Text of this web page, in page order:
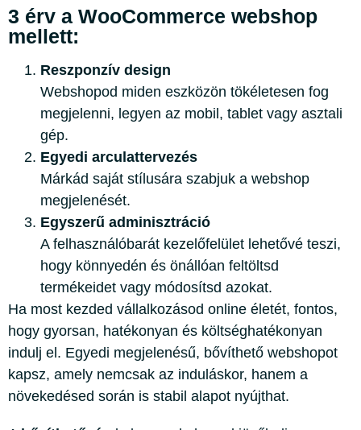
3 érv a WooCommerce webshop
mellett:
Reszponzív design
Webshopod miden eszközön tökéletesen fog
megjelenni, legyen az mobil, tablet vagy asztali
gép.
Egyedi arculattervezés
Márkád saját stílusára szabjuk a webshop
megjelenését.
Egyszerű adminisztráció
A felhasználóbarát kezelőfelület lehetővé teszi,
hogy könnyedén és önállóan feltöltsd
termékeidet vagy módosítsd azokat.
Ha most kezded vállalkozásod online életét, fontos,
hogy gyorsan, hatékonyan és költséghatékonyan
indulj el. Egyedi megjelenésű, bővíthető webshopot
kapsz, amely nemcsak az induláskor, hanem a
növekedésed során is stabil alapot nyújthat.